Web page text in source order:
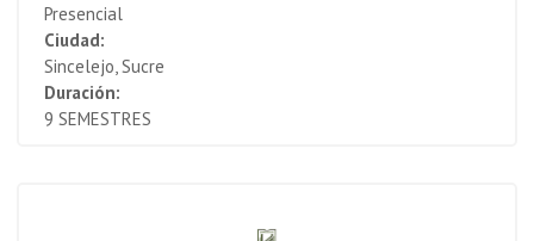
Presencial
Ciudad:
Sincelejo, Sucre
Duración:
9 SEMESTRES